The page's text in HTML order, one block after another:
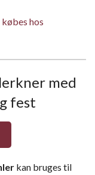
hos
med
fest
kan bruges til